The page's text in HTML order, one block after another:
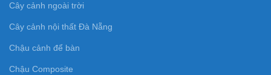
Cây cảnh ngoài trời
Cây cảnh nội thất Đà Nẵng
Chậu cảnh để bàn
Chậu Composite